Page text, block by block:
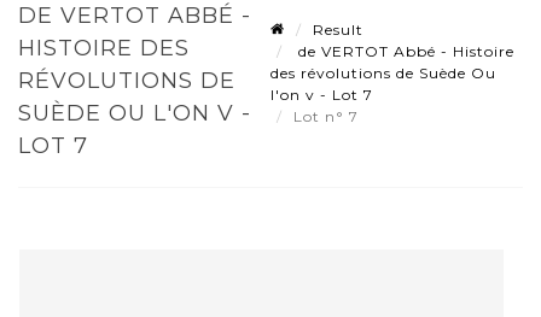
DE VERTOT ABBÉ -
HISTOIRE DES
RÉVOLUTIONS DE
SUÈDE OU L'ON V -
LOT 7
Result
de VERTOT Abbé - Histoire
des révolutions de Suède Ou
l'on v - Lot 7
Lot n° 7